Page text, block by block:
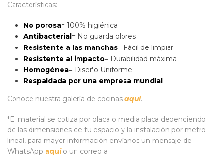
Características:
No porosa= 100% higiénica
Antibacterial= No guarda olores
Resistente a las manchas= Fácil de limpiar
Resistente al impacto= Durabilidad máxima
Homogénea= Diseño Uniforme
Respaldada por una empresa mundial
Conoce nuestra galería de cocinas aquí.
*El material se cotiza por placa o media placa dependiendo
de las dimensiones de tu espacio y la instalación por metro
lineal, para mayor información envíanos un mensaje de
WhatsApp aquío un correo a